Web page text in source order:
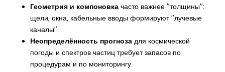
Геометрия и компоновкачасто важнее "толщины":
щели, окна, кабельные вводы формируют "лучевые
каналы".
Неопределённость прогнозадля космической
погоды и спектров частиц требует запасов по
процедурам и по мониторингу.